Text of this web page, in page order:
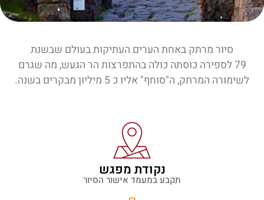
סיור מרתק באחת הערים העתיקות בעולם שבשנת
79 לספירה כוסתה כולה בהתפרצות הר הגעש, מה שגרם
לשימורה המרתק, ה"סוחף" אליו כ 5 מיליון מבקרים בשנה.
נקודת מפגש
תקבע במעמד אישור הסיור